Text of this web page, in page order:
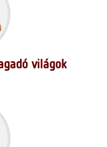
világok